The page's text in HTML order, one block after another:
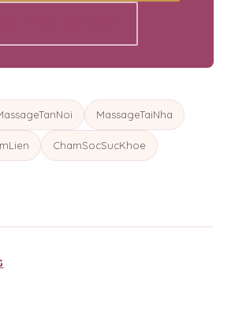
MassageTaiNha
ChamSocSucKhoe